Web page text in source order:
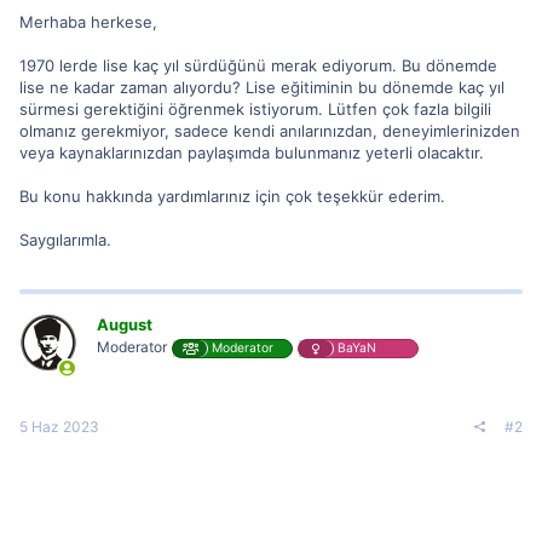
Merhaba herkese,
1970 lerde lise kaç yıl sürdüğünü merak ediyorum. Bu dönemde
lise ne kadar zaman alıyordu? Lise eğitiminin bu dönemde kaç yıl
sürmesi gerektiğini öğrenmek istiyorum. Lütfen çok fazla bilgili
olmanız gerekmiyor, sadece kendi anılarınızdan, deneyimlerinizden
veya kaynaklarınızdan paylaşımda bulunmanız yeterli olacaktır.
Bu konu hakkında yardımlarınız için çok teşekkür ederim.
Saygılarımla.
August
Moderator Moderator BaYaN
5 Haz 2023 #2